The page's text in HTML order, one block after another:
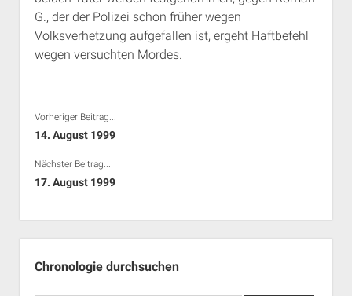
G., der der Polizei schon früher wegen
Volksverhetzung aufgefallen ist, ergeht Haftbefehl
wegen versuchten Mordes.
Vorheriger Beitrag...
14. August 1999
Nächster Beitrag...
17. August 1999
Chronologie durchsuchen